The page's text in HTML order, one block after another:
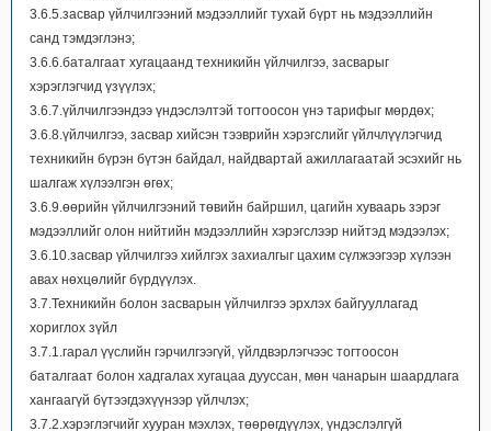
3.6.5.засвар үйлчилгээний мэдээллийг тухай бүрт нь мэдээллийн
санд тэмдэглэнэ;
3.6.6.баталгаат хугацаанд техникийн үйлчилгээ, засварыг
хэрэглэгчид үзүүлэх;
3.6.7.үйлчилгээндээ үндэслэлтэй тогтоосон үнэ тарифыг мөрдөх;
3.6.8.үйлчилгээ, засвар хийсэн тээврийн хэрэгслийг үйлчлүүлэгчид
техникийн бүрэн бүтэн байдал, найдвартай ажиллагаатай эсэхийг нь
шалгаж хүлээлгэн өгөх;
3.6.9.өөрийн үйлчилгээний төвийн байршил, цагийн хуваарь зэрэг
мэдээллийг олон нийтийн мэдээллийн хэрэгслээр нийтэд мэдээлэх;
3.6.10.засвар үйлчилгээ хийлгэх захиалгыг цахим сүлжээгээр хүлээн
авах нөхцөлийг бүрдүүлэх.
3.7.Техникийн болон засварын үйлчилгээ эрхлэх байгууллагад
хориглох зүйл
3.7.1.гарал үүслийн гэрчилгээгүй, үйлдвэрлэгчээс тогтоосон
баталгаат болон хадгалах хугацаа дууссан, мөн чанарын шаардлага
хангаагүй бүтээгдэхүүнээр үйлчлэх;
3.7.2.хэрэглэгчийг хууран мэхлэх, төөрөгдүүлэх, үндэслэлгүй